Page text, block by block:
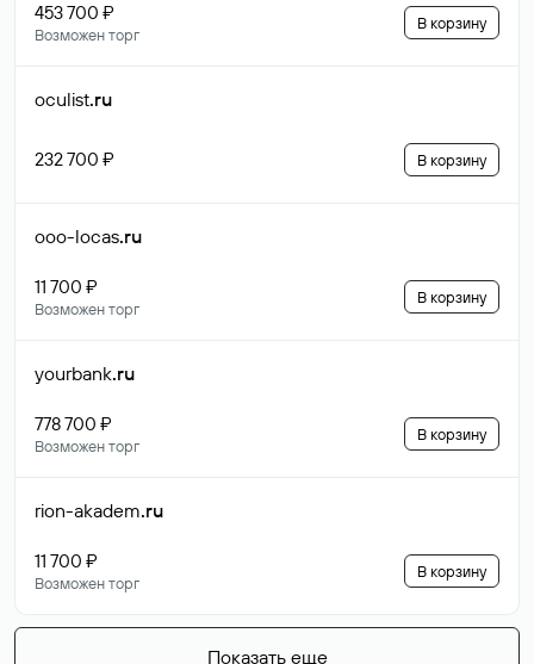
453 700 ₽
Возможен торг
В корзину
oculist.ru
232 700 ₽ В корзину
ooo-locas.ru
11 700 ₽
Возможен торг
В корзину
yourbank.ru
778 700 ₽
Возможен торг
В корзину
rion-akadem.ru
11 700 ₽
Возможен торг
В корзину
Показать еще